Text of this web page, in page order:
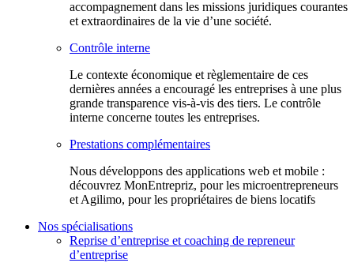
accompagnement dans les missions juridiques courantes
et extraordinaires de la vie d’une société.
Contrôle interne
Le contexte économique et règlementaire de ces
dernières années a encouragé les entreprises à une plus
grande transparence vis-à-vis des tiers. Le contrôle
interne concerne toutes les entreprises.
Prestations complémentaires
Nous développons des applications web et mobile :
découvrez MonEntrepriz, pour les microentrepreneurs
et Agilimo, pour les propriétaires de biens locatifs
Nos spécialisations
Reprise d’entreprise et coaching de repreneur
d’entreprise